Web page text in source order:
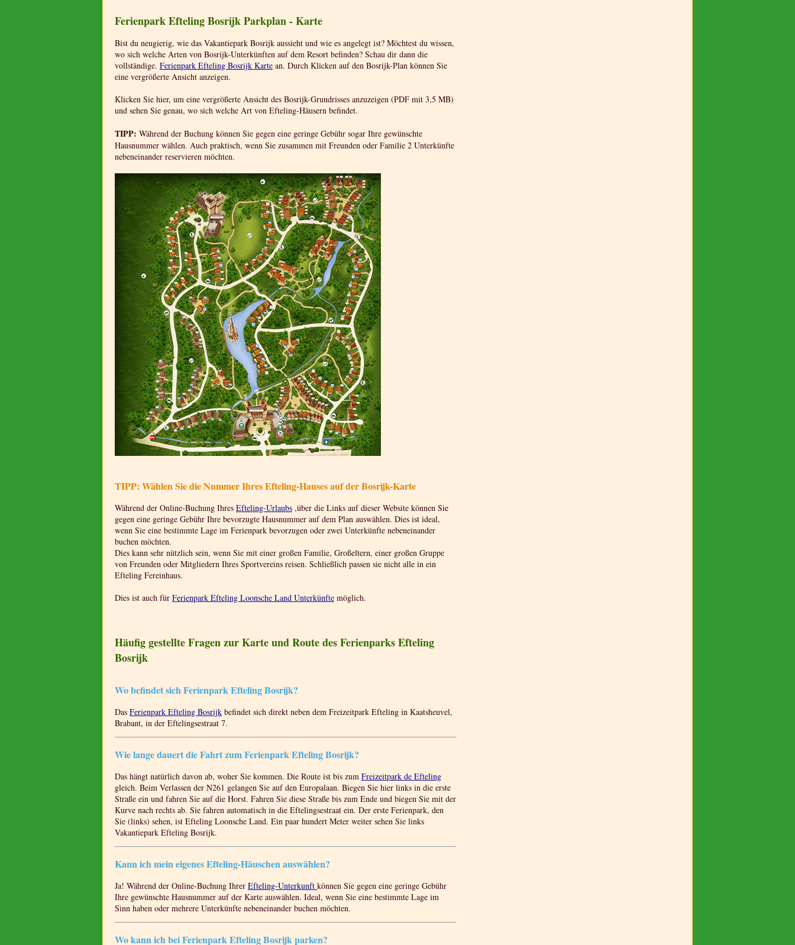
Ferienpark Efteling Bosrijk Parkplan - Karte
Bist du neugierig, wie das Vakantiepark Bosrijk aussieht und wie es angelegt ist? Möchtest du wissen,
wo sich welche Arten von Bosrijk-Unterkünften auf dem Resort befinden? Schau dir dann die
vollständige. Ferienpark Efteling Bosrijk Kartean. Durch Klicken auf den Bosrijk-Plan können Sie
eine vergrößerte Ansicht anzeigen.
Klicken Sie hier, um eine vergrößerte Ansicht des Bosrijk-Grundrisses anzuzeigen (PDF mit 3,5 MB)
und sehen Sie genau, wo sich welche Art von Efteling-Häusern befindet.
TIPP: Während der Buchung können Sie gegen eine geringe Gebühr sogar Ihre gewünschte
Hausnummer wählen. Auch praktisch, wenn Sie zusammen mit Freunden oder Familie 2 Unterkünfte
nebeneinander reservieren möchten.
TIPP: Wählen Sie die Nummer Ihres Efteling-Hauses auf der Bosrijk-Karte
Während der Online-Buchung Ihres Efteling-Urlaubs,über die Links auf dieser Website können Sie
gegen eine geringe Gebühr Ihre bevorzugte Hausnummer auf dem Plan auswählen. Dies ist ideal,
wenn Sie eine bestimmte Lage im Ferienpark bevorzugen oder zwei Unterkünfte nebeneinander
buchen möchten.
Dies kann sehr nützlich sein, wenn Sie mit einer großen Familie, Großeltern, einer großen Gruppe
von Freunden oder Mitgliedern Ihres Sportvereins reisen. Schließlich passen sie nicht alle in ein
Efteling Fereinhaus.
Dies ist auch für Ferienpark Efteling Loonsche Land Unterkünftemöglich.
Häufig gestellte Fragen zur Karte und Route des Ferienparks Efteling
Bosrijk
Wo befindet sich Ferienpark Efteling Bosrijk?
Das Ferienpark Efteling Bosrijkbefindet sich direkt neben dem Freizeitpark Efteling in Kaatsheuvel,
Brabant, in der Eftelingsestraat 7.
Wie lange dauert die Fahrt zum Ferienpark Efteling Bosrijk?
Das hängt natürlich davon ab, woher Sie kommen. Die Route ist bis zum Freizeitpark de Efteling
gleich. Beim Verlassen der N261 gelangen Sie auf den Europalaan. Biegen Sie hier links in die erste
Straße ein und fahren Sie auf die Horst. Fahren Sie diese Straße bis zum Ende und biegen Sie mit der
Kurve nach rechts ab. Sie fahren automatisch in die Eftelingsestraat ein. Der erste Ferienpark, den
Sie (links) sehen, ist Efteling Loonsche Land. Ein paar hundert Meter weiter sehen Sie links
Vakantiepark Efteling Bosrijk.
Kann ich mein eigenes Efteling-Häuschen auswählen?
Ja! Während der Online-Buchung Ihrer Efteling-Unterkunft können Sie gegen eine geringe Gebühr
Ihre gewünschte Hausnummer auf der Karte auswählen. Ideal, wenn Sie eine bestimmte Lage im
Sinn haben oder mehrere Unterkünfte nebeneinander buchen möchten.
Wo kann ich bei Ferienpark Efteling Bosrijk parken?